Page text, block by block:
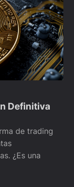
Definitiva
de trading
¿Es una